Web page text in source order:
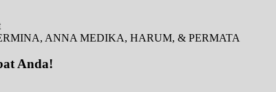
ANNA MEDIKA, HARUM, & PERMATA
Anda!